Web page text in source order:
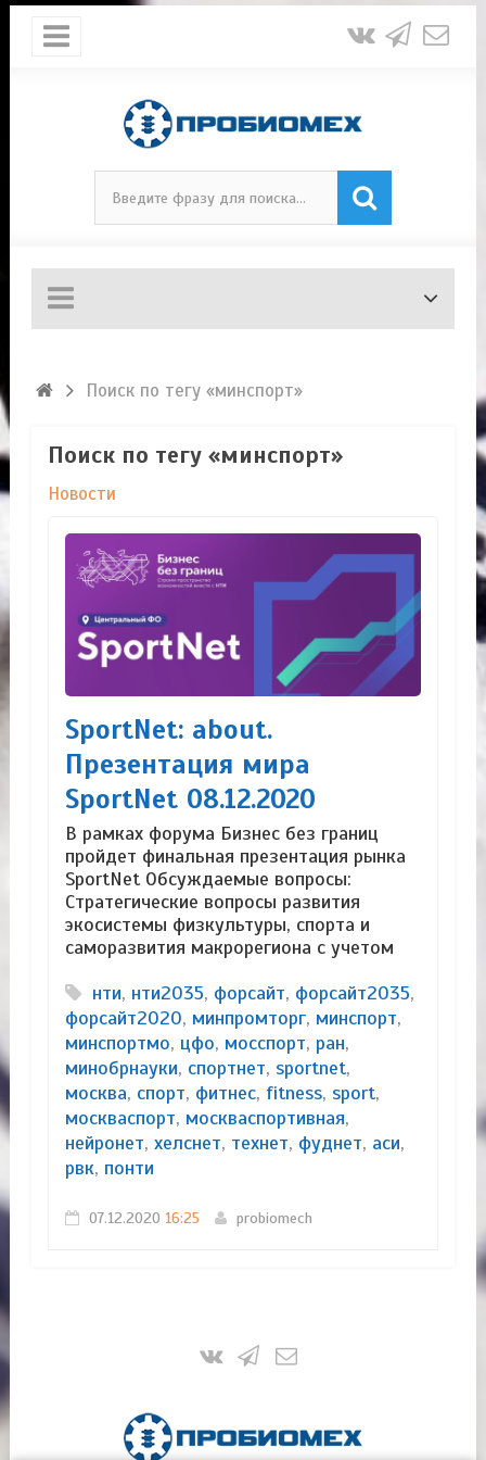
Поиск по тегу «минспорт»
Поиск по тегу «минспорт»
Новости
SportNet: about.
Презентация мира
SportNet 08.12.2020
В рамках форума Бизнес без границ
пройдет финальная презентация рынка
SportNet Обсуждаемые вопросы:
Стратегические вопросы развития
экосистемы физкультуры, спорта и
саморазвития макрорегиона с учетом
нти, нти2035, форсайт, форсайт2035,
форсайт2020, минпромторг, минспорт,
минспортмо, цфо, мосспорт, ран,
минобрнауки, спортнет, sportnet,
москва, спорт, фитнес, fitness, sport,
москваспорт, москваспортивная,
нейронет, хелснет, технет, фуднет, аси,
рвк, понти
07.12.2020 16:25 probiomech